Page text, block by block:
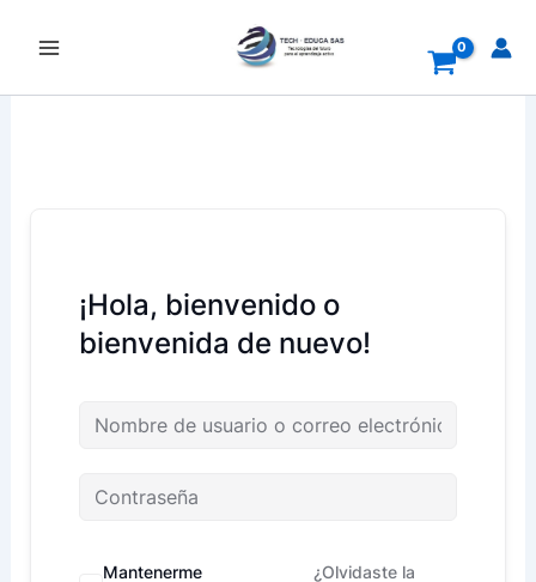
¡Hola, bienvenido o
bienvenida de nuevo!
Mantenerme
¿Olvidaste la